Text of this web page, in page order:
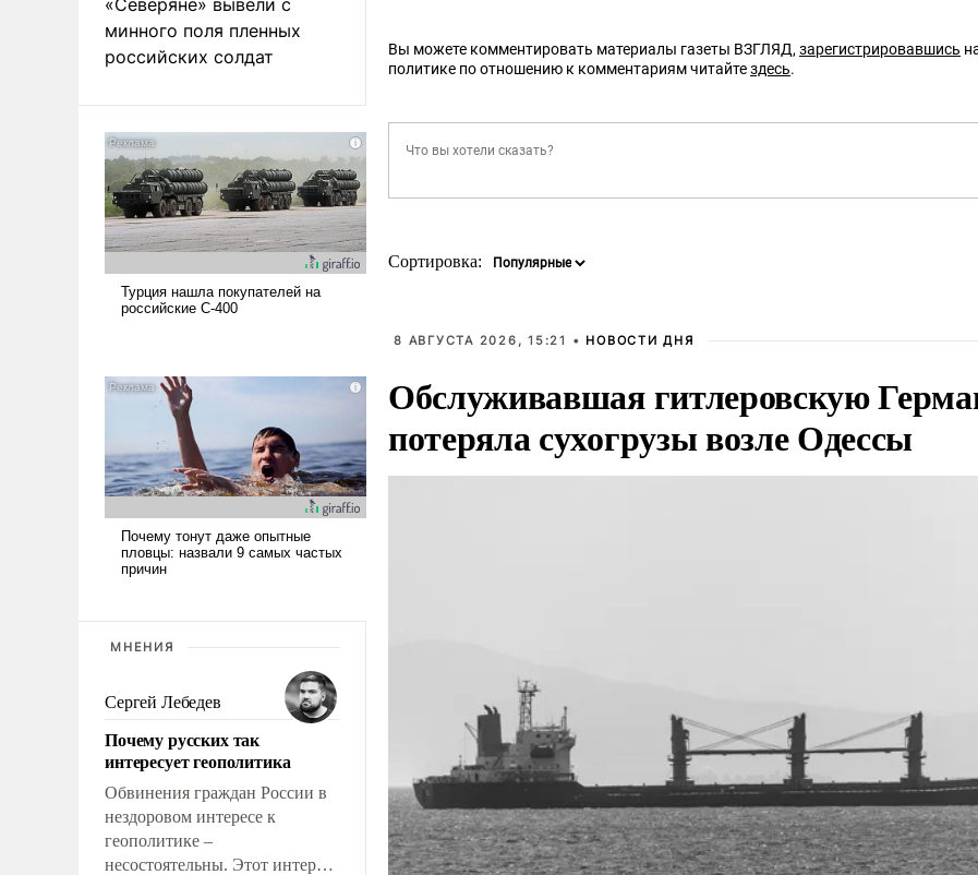
минного поля пленных
российских солдат
МНЕНИЯ
Сергей Лебедев
Почему русских так
интересует геополитика
Обвинения граждан России в
нездоровом интересе к
геополитике –
несостоятельны. Этот интерес
Вы можете комментировать материалы газеты ВЗГЛЯД, зарегистрировавшись
политике по отношению к комментариям читайтездесь.
Сортировка:
8 АВГУСТА 2026, 15:21 • НОВОСТИ ДНЯ
Обслуживавшая гитлеровскую
потеряла сухогрузы возле Одессы